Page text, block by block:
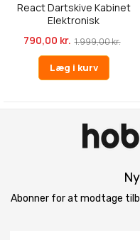
React Dartskive Kabinet
Elektronisk
790,00 kr. 1.999,00 kr.
Læg i kurv
Abonner for at modtage